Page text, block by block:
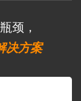
颈，
决方案